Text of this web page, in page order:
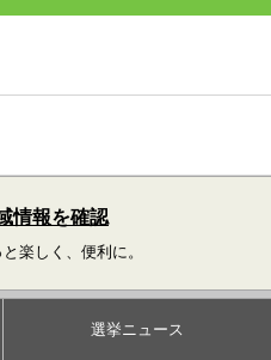
情報を確認
楽しく、便利に。
選挙ニュース